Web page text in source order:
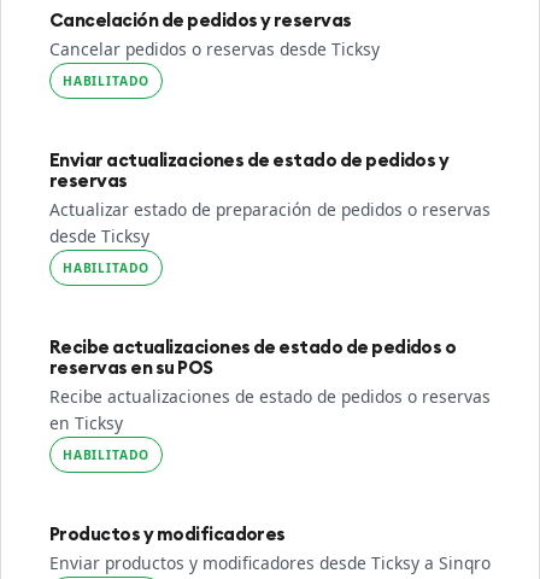
Cancelación de pedidos y reservas
Cancelar pedidos o reservas desde Ticksy
HABILITADO
Enviar actualizaciones de estado de pedidos y
reservas
Actualizar estado de preparación de pedidos o reservas
desde Ticksy
HABILITADO
Recibe actualizaciones de estado de pedidos o
reservas en su POS
Recibe actualizaciones de estado de pedidos o reservas
en Ticksy
HABILITADO
Productos y modificadores
Enviar productos y modificadores desde Ticksy a Sinqro